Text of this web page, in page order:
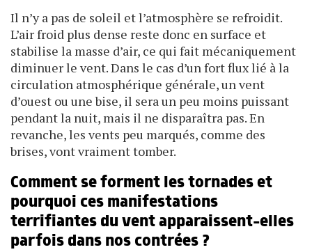
Il n’y a pas de soleil et l’atmosphère se refroidit.
L’air froid plus dense reste donc en surface et
stabilise la masse d’air, ce qui fait mécaniquement
diminuer le vent. Dans le cas d’un fort flux lié à la
circulation atmosphérique générale, un vent
d’ouest ou une bise, il sera un peu moins puissant
pendant la nuit, mais il ne disparaîtra pas. En
revanche, les vents peu marqués, comme des
brises, vont vraiment tomber.
Comment se forment les tornades et
pourquoi ces manifestations
terrifiantes du vent apparaissent-elles
parfois dans nos contrées ?